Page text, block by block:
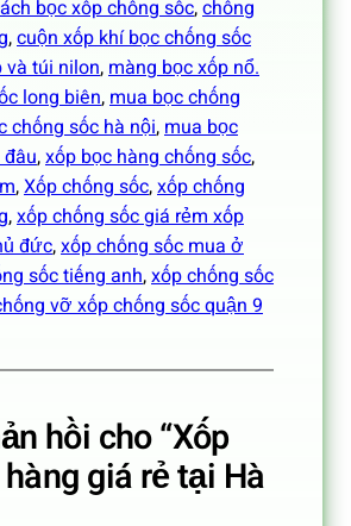
bọc xốp chống sốc, chống
, cuộn xốp khí bọc chống sốc
túi nilon, màng bọc xốp nổ.
long biên, mua bọc chống
chống sốc hà nội, mua bọc
, xốp bọc hàng chống sốc
, Xốp chống sốc, xốp chống
, xốp chống sốc giá rẻm xốp
đức, xốp chống sốc mua ở
sốc tiếng anh, xốp chống sốc
vỡ xốp chống sốc quận 9
hồi cho “Xốp
giá rẻ tại Hà